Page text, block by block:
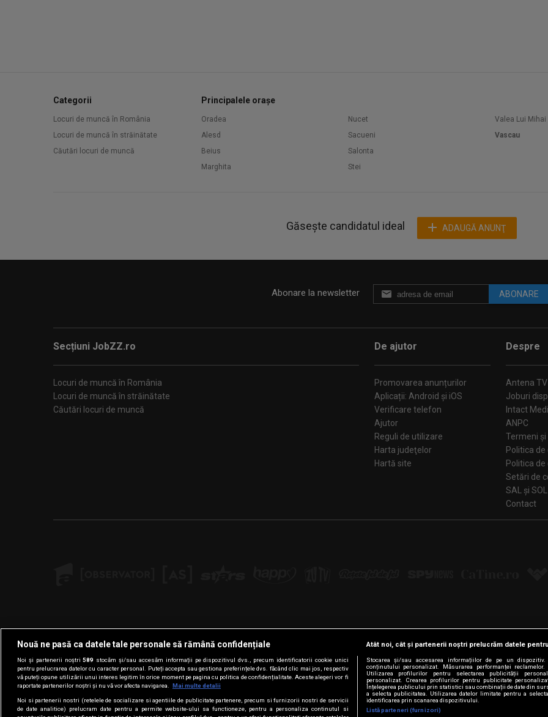
Categorii
Locuri de muncă în România
Locuri de muncă în străinătate
Căutări locuri de muncă
Principalele orașe
Oradea
Alesd
Beius
Marghita
Nucet
Sacueni
Salonta
Stei
Valea Lui Mihai
Vascau
Găsește candidatul ideal ADAUGĂ ANUNŢ
Abonare la newsletter ABONARE
Secțiuni JobZZ.ro
Locuri de muncă în România
Locuri de muncă în străinătate
Căutări locuri de muncă
De ajutor
Promovarea anunțurilor
Aplicații: Android și iOS
Verificare telefon
Ajutor
Reguli de utilizare
Harta judeţelor
Hartă site
Despre
Antena TV
Joburi
Intact
ANPC
Termeni și
Politica de
Politica
SAL și SOL
Contact
Urmărește-ne pe:
FacebookLinkedInYouTubeInstagramPinterestTiktok
© Intact Media Group
Nouă ne pasă ca datele tale personale să rămână confidențiale
Noi și partenerii noștri589 stocăm și/sau accesăm informații pe dispozitivul dvs., precum identificatorii cookie unici
pentru prelucrarea datelor cu caracter personal. Puteți accepta sau gestiona preferințele dvs. făcând clic mai jos, respectiv
vă puteți opune utilizării unui interes legitim în orice moment pe pagina cu politica de confidențialitate. Aceste alegeri vor fi
raportate partenerilor noștri și nu vă vor afecta navigarea.
Mai multe detalii
Noi si partenerii nostri (retelele de socializare si agentiile de publicitate partenere, precum si furnizorii nostri de servicii
de date analitice) prelucram date pentru a permite website-ului sa functioneze, pentru a personaliza continutul si
Atât noi, cât și partenerii noștri prelucrăm datele
Stocarea și/sau accesarea informațiilor de pe un
conținutului personalizat. Măsurarea performanței
Utilizarea profilurilor pentru selectarea publicității
personalizat. Crearea profilurilor pentru publicitate
Înțelegerea publicului prin statistici sau combinații de date din
a selecta publicitatea. Utilizarea datelor limitate pentru a
identificarea prin scanarea dispozitivului.
Listă parteneri (furnizori)